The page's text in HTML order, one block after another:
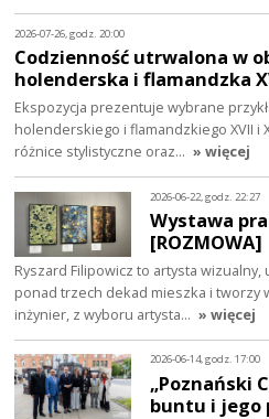
2026-07-26, godz. 20:00
Codzienność utrwalona w
holenderska i flamandzka
Ekspozycja prezentuje wybrane
holenderskiego i flamandzkiego XVII i
różnice stylistyczne oraz… » więcej
2026-06-22, godz. 22:27
Wystawa
[ROZMOWA]
Ryszard Filipowicz to artysta wizualny,
ponad trzech dekad mieszka i tworzy
inżynier, z wyboru artysta… » więcej
2026-06-14, godz. 17:00
„Poznański
buntu i jego